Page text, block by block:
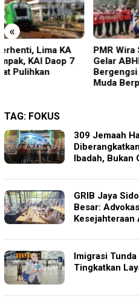
«
PMR Wira SMKN 1 Jember
Gelar ABHINAYA 2026, Ajang
Bergengsi Cetak Relawan
TAG: FOKUS
309 Jemaah
Ibadah, Bukan
GRIB Jaya
Besar:
Kesejahteraan
Imigrasi
Tingkatkan